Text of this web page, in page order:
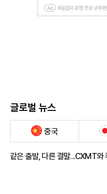
글로벌 뉴스
중국
같은 출발, 다른 결말...CXMT와